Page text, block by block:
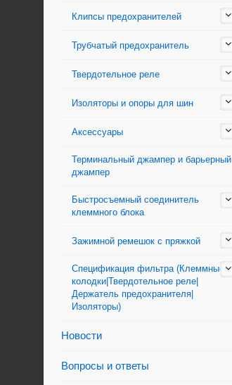
Клипсы предохранителей
Трубчатый предохранитель
Твердотельное реле
Изоляторы и опоры для шин
Аксессуары
Терминальный джампер и барьерный
джампер
Быстросъемный соединитель
клеммного блока
Зажимной ремешок с пряжкой
Спецификация фильтра (Клеммные
колодки|Твердотельное реле|
Держатель предохранителя|
Изоляторы)
Новости
Вопросы и ответы